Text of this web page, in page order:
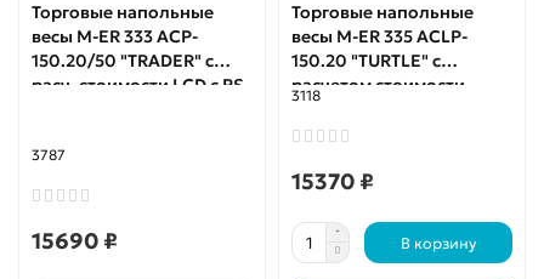
Торговые напольные
весы M-ER 333 ACP-
150.20/50 "TRADER" с
расч. стоимости LCD с RS-
3787
15690 ₽
Торговые напольные
весы M-ER 335 ACLP-
150.20 "TURTLE" с
расчетом стоимости
3118
15370 ₽
В корзину